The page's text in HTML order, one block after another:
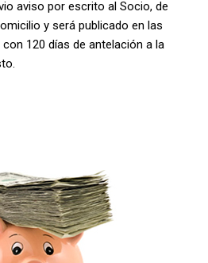
aviso por escrito al Socio, de
y será publicado en las
120 días de antelación a la